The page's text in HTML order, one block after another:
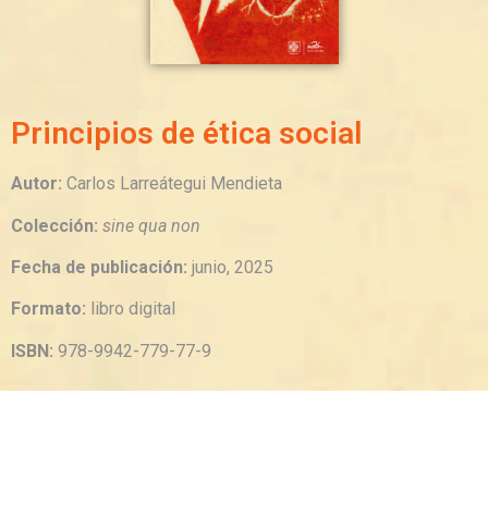
Principios de ética social
Autor: Carlos Larreátegui Mendieta
Colección: sine qua non
Fecha de publicación: junio, 2025
Formato: libro digital
ISBN: 978-9942-779-77-9